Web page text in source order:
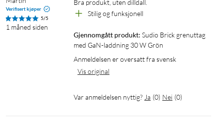
PPS: 5–11 V⎓3 A
Total USB-uteffekt når begge USB-C-portene brukes: 15 W
maks
Kompatibilitet: PD 3.0 / 2.0, PPS, QC 3.0 / 4.0+, AFC, Apple 2.4
A, BC1.2, SCP, FCP, Samsung 5 V⎓2 A
Mål (BxHxL): 49 × 53 × 94 mm
Kabellengde: 1,8 m
Verifisert kjøper
5/5
1 måned siden
Bra produkt, uten dilldall.
Stilig og funksjonell
Gjennomgått produkt: Sudio Brick grenuttag
med GaN-laddning 30 W Grön
Anmeldelsen er oversatt fra svensk
Vis original
Var anmeldelsen nyttig? Ja (0) Nei (0)